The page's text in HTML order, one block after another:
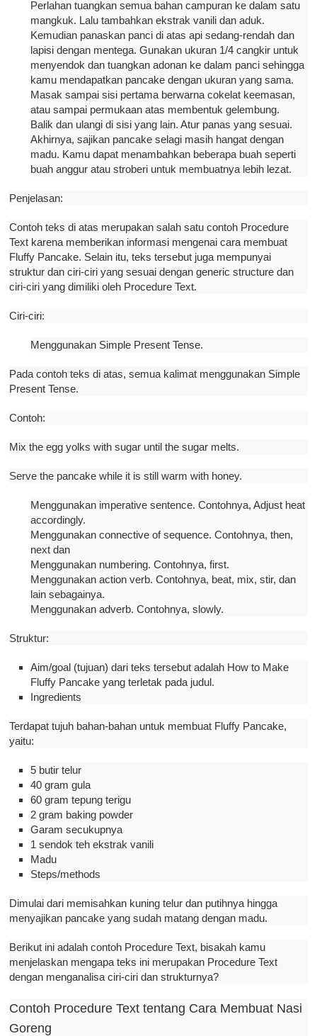
Perlahan tuangkan semua bahan campuran ke dalam satu
mangkuk. Lalu tambahkan ekstrak vanili dan aduk.
Kemudian panaskan panci di atas api sedang-rendah dan
lapisi dengan mentega. Gunakan ukuran 1/4 cangkir untuk
menyendok dan tuangkan adonan ke dalam panci sehingga
kamu mendapatkan pancake dengan ukuran yang sama.
Masak sampai sisi pertama berwarna cokelat keemasan,
atau sampai permukaan atas membentuk gelembung.
Balik dan ulangi di sisi yang lain. Atur panas yang sesuai.
Akhirnya, sajikan pancake selagi masih hangat dengan
madu. Kamu dapat menambahkan beberapa buah seperti
buah anggur atau stroberi untuk membuatnya lebih lezat.
Penjelasan:
Contoh teks di atas merupakan salah satu contoh Procedure
Text karena memberikan informasi mengenai cara membuat
Fluffy Pancake. Selain itu, teks tersebut juga mempunyai
struktur dan ciri-ciri yang sesuai dengan generic structure dan
ciri-ciri yang dimiliki oleh Procedure Text.
Ciri-ciri:
Menggunakan Simple Present Tense.
Pada contoh teks di atas, semua kalimat menggunakan Simple
Present Tense.
Contoh:
Mix the egg yolks with sugar until the sugar melts.
Serve the pancake while it is still warm with honey.
Menggunakan imperative sentence. Contohnya, Adjust heat
accordingly.
Menggunakan connective of sequence. Contohnya, then,
next dan
Menggunakan numbering. Contohnya, first.
Menggunakan action verb. Contohnya, beat, mix, stir, dan
lain sebagainya.
Menggunakan adverb. Contohnya, slowly.
Struktur:
Aim/goal (tujuan) dari teks tersebut adalah How to Make
Fluffy Pancake yang terletak pada judul.
Ingredients
Terdapat tujuh bahan-bahan untuk membuat Fluffy Pancake,
yaitu:
5 butir telur
40 gram gula
60 gram tepung terigu
2 gram baking powder
Garam secukupnya
1 sendok teh ekstrak vanili
Madu
Steps/methods
Dimulai dari memisahkan kuning telur dan putihnya hingga
menyajikan pancake yang sudah matang dengan madu.
Berikut ini adalah contoh Procedure Text, bisakah kamu
menjelaskan mengapa teks ini merupakan Procedure Text
dengan menganalisa ciri-ciri dan strukturnya?
Contoh Procedure Text tentang Cara Membuat Nasi
Goreng